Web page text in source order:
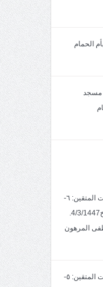
الحمام
مسجد
خطبة الجمعة: سمات المتقين: ٦-
عمل الإحسان بتاريخ4/3/1447.
المرهون
خطبة الجمعة: سمات المتقين: ٥-